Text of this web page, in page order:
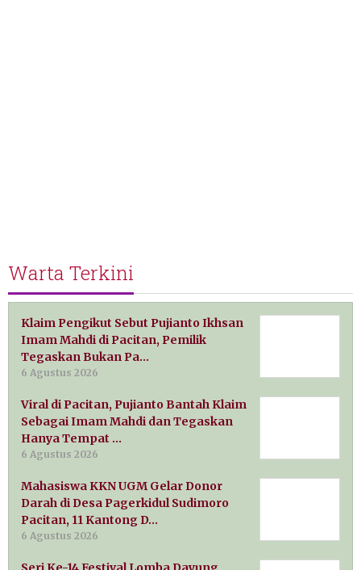
Warta Terkini
Klaim Pengikut Sebut Pujianto Ikhsan
Imam Mahdi di Pacitan, Pemilik
Tegaskan Bukan Pa…
6 Agustus 2026
Viral di Pacitan, Pujianto Bantah Klaim
Sebagai Imam Mahdi dan Tegaskan
Hanya Tempat …
6 Agustus 2026
Mahasiswa KKN UGM Gelar Donor
Darah di Desa Pagerkidul Sudimoro
Pacitan, 11 Kantong D…
6 Agustus 2026